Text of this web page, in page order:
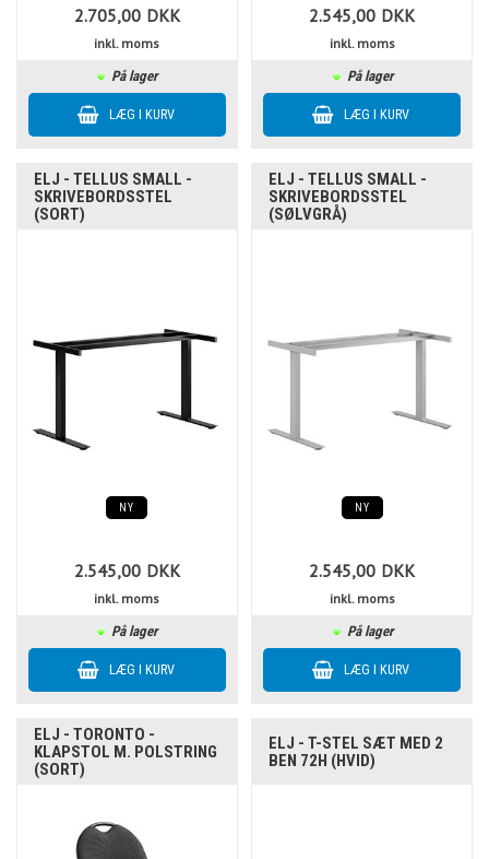
2.705,00 DKK
inkl. moms
På lager
2.545,00 DKK
inkl. moms
På lager
ELJ - TELLUS SMALL -
SKRIVEBORDSSTEL
(SORT)
NY
2.545,00 DKK
inkl. moms
På lager
ELJ - TELLUS SMALL -
SKRIVEBORDSSTEL
(SØLVGRÅ)
NY
2.545,00 DKK
inkl. moms
På lager
ELJ - TORONTO -
KLAPSTOL M. POLSTRING
(SORT)
ELJ - T-STEL SÆT MED 2
BEN 72H (HVID)